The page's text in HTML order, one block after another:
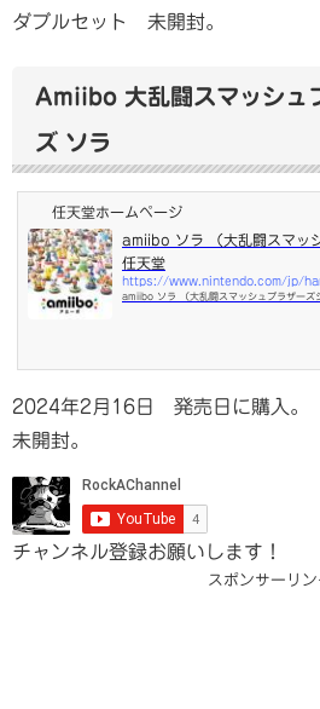
ダブルセット 未開封。
Amiibo 大乱闘スマッシュ
ズ ソラ
任天堂ホームページ
amiibo ソラ （大乱闘スマッ
任天堂
amiibo ソラ （大乱闘スマッシュブラザーズ
2024年2月16日 発売日に購入。
未開封。
チャンネル登録お願いします！
スポンサーリン